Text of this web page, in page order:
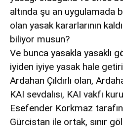
altında şu an uygulamada
olan yasak kararlarının
biliyor musun?
Ve bunca yasakla yasaklı
iyiden iyiye yasak hale
Ardahan Çıldırlı olan,
KAI sevdalısı, KAI vakfı
Esefender Korkmaz
Gürcistan ile ortak, sınır